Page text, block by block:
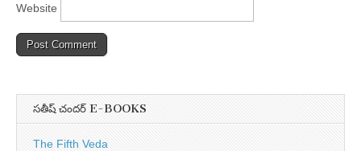
Website
సతీష్ చందర్ E-BOOKS
The Fifth Veda